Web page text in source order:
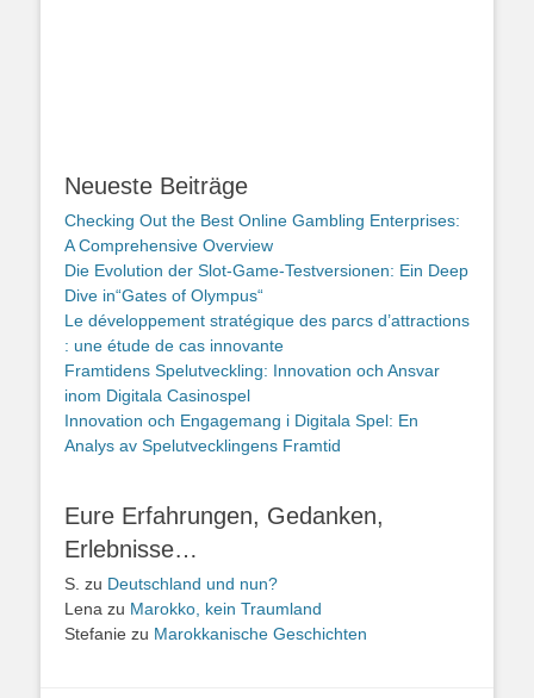
Neueste Beiträge
Checking Out the Best Online Gambling Enterprises:
A Comprehensive Overview
Die Evolution der Slot-Game-Testversionen: Ein Deep
Dive in“Gates of Olympus“
Le développement stratégique des parcs d’attractions
: une étude de cas innovante
Framtidens Spelutveckling: Innovation och Ansvar
inom Digitala Casinospel
Innovation och Engagemang i Digitala Spel: En
Analys av Spelutvecklingens Framtid
Eure Erfahrungen, Gedanken,
Erlebnisse…
S. zu Deutschland und nun?
Lena zu Marokko, kein Traumland
Stefanie zu Marokkanische Geschichten